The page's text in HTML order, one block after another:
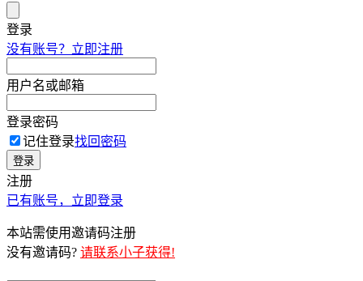
登录
没有账号？立即注册
用户名或邮箱
登录密码
记住登录找回密码
登录
注册
已有账号，立即登录
本站需使用邀请码注册
没有邀请码? 请联系小子获得!